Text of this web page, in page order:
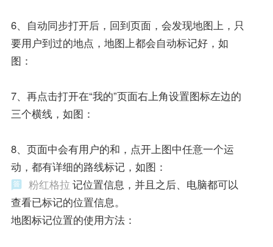
6、自动同步打开后，回到页面，会发现地图上，只
要用户到过的地点，地图上都会自动标记好，如
图：
7、再点击打开在“我的”页面右上角设置图标左边的
三个横线，如图：
8、页面中会有用户的和，点开上图中任意一个运
动，都有详细的路线标记，如图：
粉红格拉 记位置信息，并且之后、电脑都可以
查看已标记的位置信息。
地图标记位置的使用方法：